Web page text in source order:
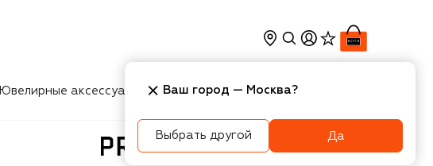
Ювелирные аксессуары Косметика Интерьер
Ваш город — Москва?
Выбрать другой Да